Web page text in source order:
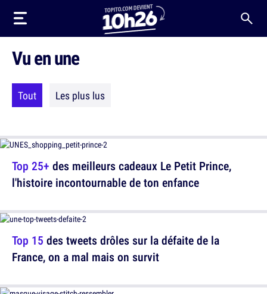
Vu en une
Tout Les plus lus
Top 25+ des meilleurs cadeaux Le Petit Prince,
l'histoire incontournable de ton enfance
Top 15 des tweets drôles sur la défaite de la
France, on a mal mais on survit